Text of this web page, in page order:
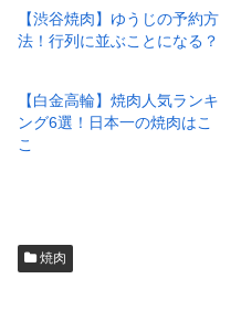
【渋谷焼肉】ゆうじの予約方
法！行列に並ぶことになる？
【白金高輪】焼肉人気ランキ
ング6選！日本一の焼肉はこ
こ
焼肉